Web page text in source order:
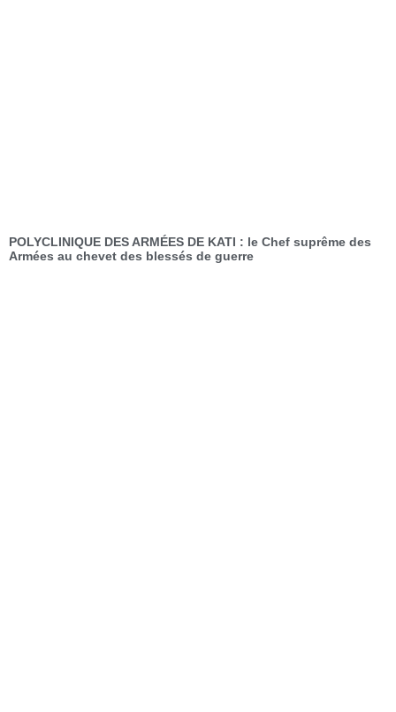
POLYCLINIQUE DES ARMÉES DE KATI : le Chef suprême des
Armées au chevet des blessés de guerre